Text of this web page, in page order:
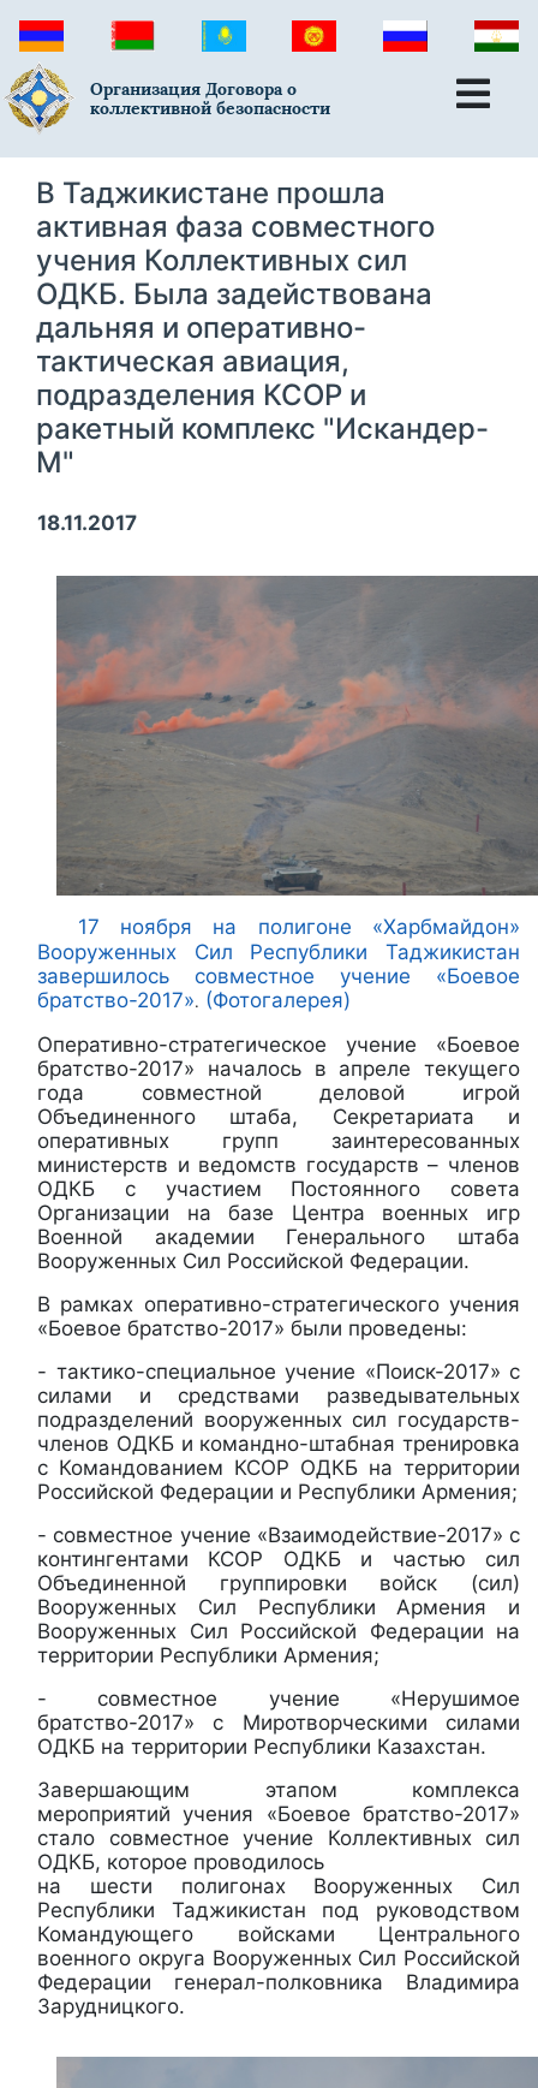
Организация Договора о
коллективной безопасности
В Таджикистане прошла
активная фаза совместного
учения Коллективных сил
ОДКБ. Была задействована
дальняя и оперативно-
тактическая авиация,
подразделения КСОР и
ракетный комплекс "Искандер-
М"
18.11.2017
17 ноября на полигоне «Харбмайдон»
Вооруженных Сил Республики Таджикистан
завершилось совместное учение «Боевое
братство-2017». (Фотогалерея)
Оперативно-стратегическое учение «Боевое
братство-2017» началось в апреле текущего
года совместной деловой игрой
Объединенного штаба, Секретариата и
оперативных групп заинтересованных
министерств и ведомств государств – членов
ОДКБ с участием Постоянного совета
Организации на базе Центра военных игр
Военной академии Генерального штаба
Вооруженных Сил Российской Федерации.
В рамках оперативно-стратегического учения
«Боевое братство-2017» были проведены:
- тактико-специальное учение «Поиск-2017» с
силами и средствами разведывательных
подразделений вооруженных сил государств-
членов ОДКБ и командно-штабная тренировка
с Командованием КСОР ОДКБ на территории
Российской Федерации и Республики Армения;
- совместное учение «Взаимодействие-2017» с
контингентами КСОР ОДКБ и частью сил
Объединенной группировки войск (сил)
Вооруженных Сил Республики Армения и
Вооруженных Сил Российской Федерации на
территории Республики Армения;
- совместное учение «Нерушимое
братство-2017» с Миротворческими силами
ОДКБ на территории Республики Казахстан.
Завершающим этапом комплекса
мероприятий учения «Боевое братство-2017»
стало совместное учение Коллективных сил
ОДКБ, которое проводилось
на шести полигонах Вооруженных Сил
Республики Таджикистан под руководством
Командующего войсками Центрального
военного округа Вооруженных Сил Российской
Федерации генерал-полковника Владимира
Зарудницкого.